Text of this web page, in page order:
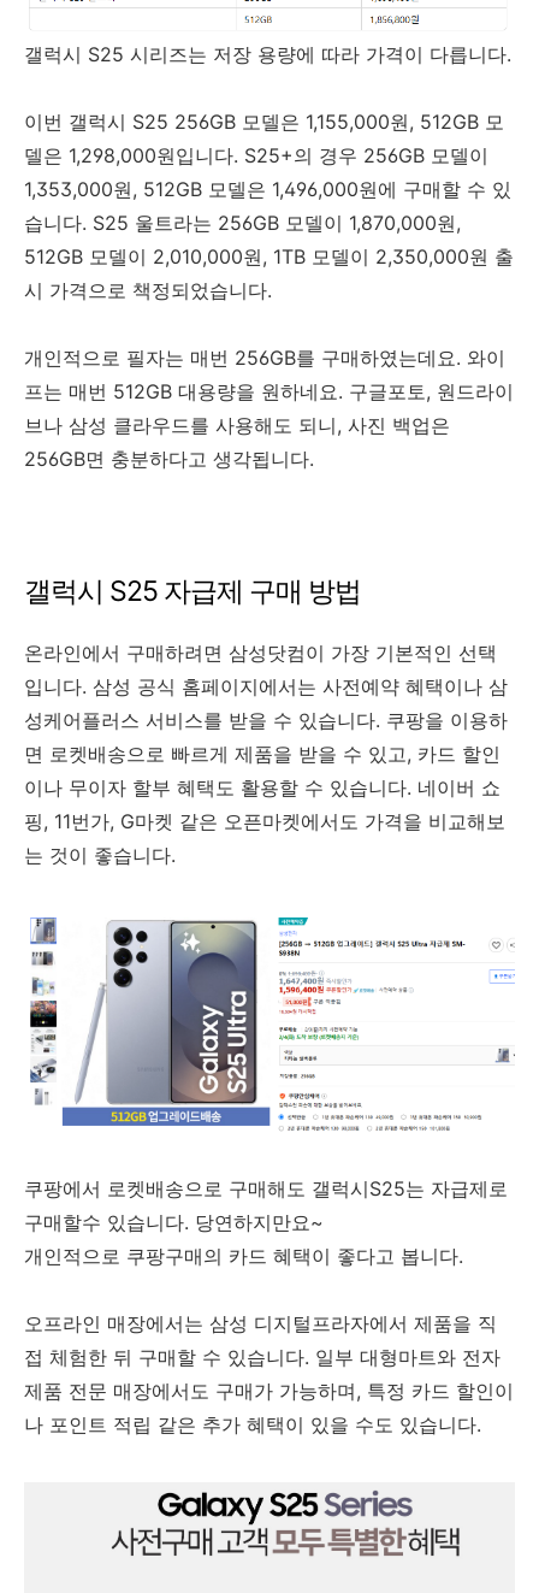
갤럭시 S25 시리즈는 저장 용량에 따라 가격이 다릅니다.
이번 갤럭시 S25 256GB 모델은 1,155,000원, 512GB 모
델은 1,298,000원입니다. S25+의 경우 256GB 모델이
1,353,000원, 512GB 모델은 1,496,000원에 구매할 수 있
습니다. S25 울트라는 256GB 모델이 1,870,000원,
512GB 모델이 2,010,000원, 1TB 모델이 2,350,000원 출
시 가격으로 책정되었습니다.
개인적으로 필자는 매번 256GB를 구매하였는데요. 와이
프는 매번 512GB 대용량을 원하네요. 구글포토, 원드라이
브나 삼성 클라우드를 사용해도 되니, 사진 백업은
256GB면 충분하다고 생각됩니다.
갤럭시 S25 자급제 구매 방법
온라인에서 구매하려면 삼성닷컴이 가장 기본적인 선택
입니다. 삼성 공식 홈페이지에서는 사전예약 혜택이나 삼
성케어플러스 서비스를 받을 수 있습니다. 쿠팡을 이용하
면 로켓배송으로 빠르게 제품을 받을 수 있고, 카드 할인
이나 무이자 할부 혜택도 활용할 수 있습니다. 네이버 쇼
핑, 11번가, G마켓 같은 오픈마켓에서도 가격을 비교해보
는 것이 좋습니다.
쿠팡에서 로켓배송으로 구매해도 갤럭시S25는 자급제로
구매할수 있습니다. 당연하지만요~
개인적으로 쿠팡구매의 카드 혜택이 좋다고 봅니다.
오프라인 매장에서는 삼성 디지털프라자에서 제품을 직
접 체험한 뒤 구매할 수 있습니다. 일부 대형마트와 전자
제품 전문 매장에서도 구매가 가능하며, 특정 카드 할인이
나 포인트 적립 같은 추가 혜택이 있을 수도 있습니다.